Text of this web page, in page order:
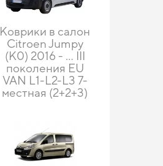
Коврики в салон
Citroen Jumpy
(K0) 2016 - ... III
поколения EU
VAN L1-L2-L3 7-
местная (2+2+3)